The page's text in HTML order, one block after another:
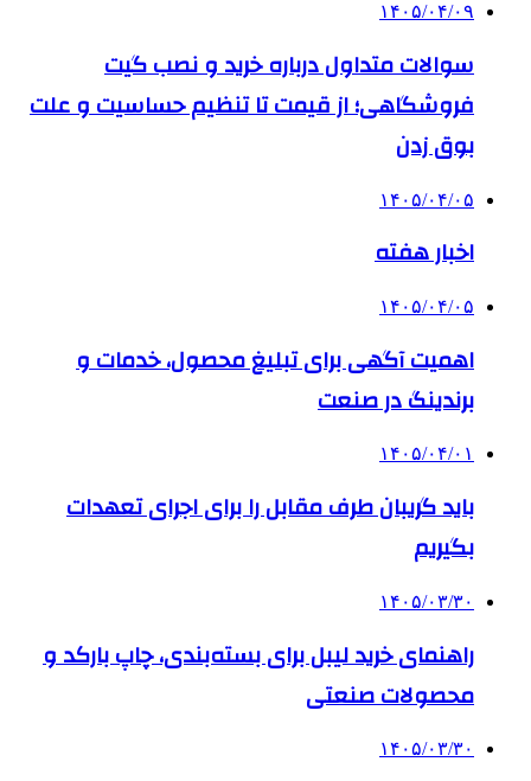
۱۴۰۵/۰۴/۰۹
سوالات متداول درباره خرید و نصب گیت
فروشگاهی؛ از قیمت تا تنظیم حساسیت و علت
بوق زدن
۱۴۰۵/۰۴/۰۵
اخبار هفته
۱۴۰۵/۰۴/۰۵
اهمیت آگهی برای تبلیغ محصول، خدمات و
برندینگ در صنعت
۱۴۰۵/۰۴/۰۱
باید گریبان طرف مقابل را برای اجرای تعهدات
بگیریم
۱۴۰۵/۰۳/۳۰
راهنمای خرید لیبل برای بسته‌بندی، چاپ بارکد و
محصولات صنعتی
۱۴۰۵/۰۳/۳۰